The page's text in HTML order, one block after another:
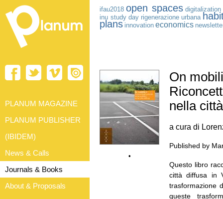
ifau2018 open spaces digitalization
inu study day rigenerazione urbana
plans innovation economics
•
On
nella
a cura di
Published by
Questo libro
città diffusa in
trasformazione
queste
PLANUM MAGAZINE
PLANUM PUBLISHER
(IBIDEM)
News & Calls
Journals & Books
About & Proposals